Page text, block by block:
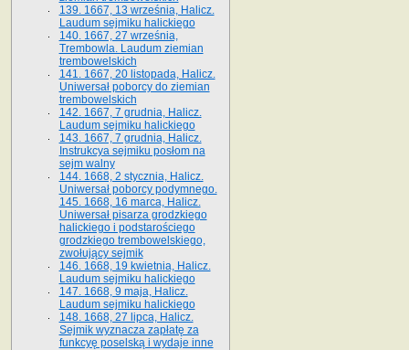
139. 1667, 13 września, Halicz.
Laudum sejmiku halickiego
140. 1667, 27 września,
Trembowla. Laudum ziemian
trembowelskich
141. 1667, 20 listopada, Halicz.
Uniwersał poborcy do ziemian
trembowelskich
142. 1667, 7 grudnia, Halicz.
Laudum sejmiku halickiego
143. 1667, 7 grudnia, Halicz.
Instrukcya sejmiku posłom na
sejm walny
144. 1668, 2 stycznia, Halicz.
Uniwersał poborcy podymnego.
145. 1668, 16 marca, Halicz.
Uniwersał pisarza grodzkiego
halickiego i podstarościego
grodzkiego trembowelskiego,
zwołujący sejmik
146. 1668, 19 kwietnia, Halicz.
Laudum sejmiku halickiego
147. 1668, 9 maja, Halicz.
Laudum sejmiku halickiego
148. 1668, 27 lipca, Halicz.
Sejmik wyznacza zapłatę za
funkcyę poselską i wydaje inne